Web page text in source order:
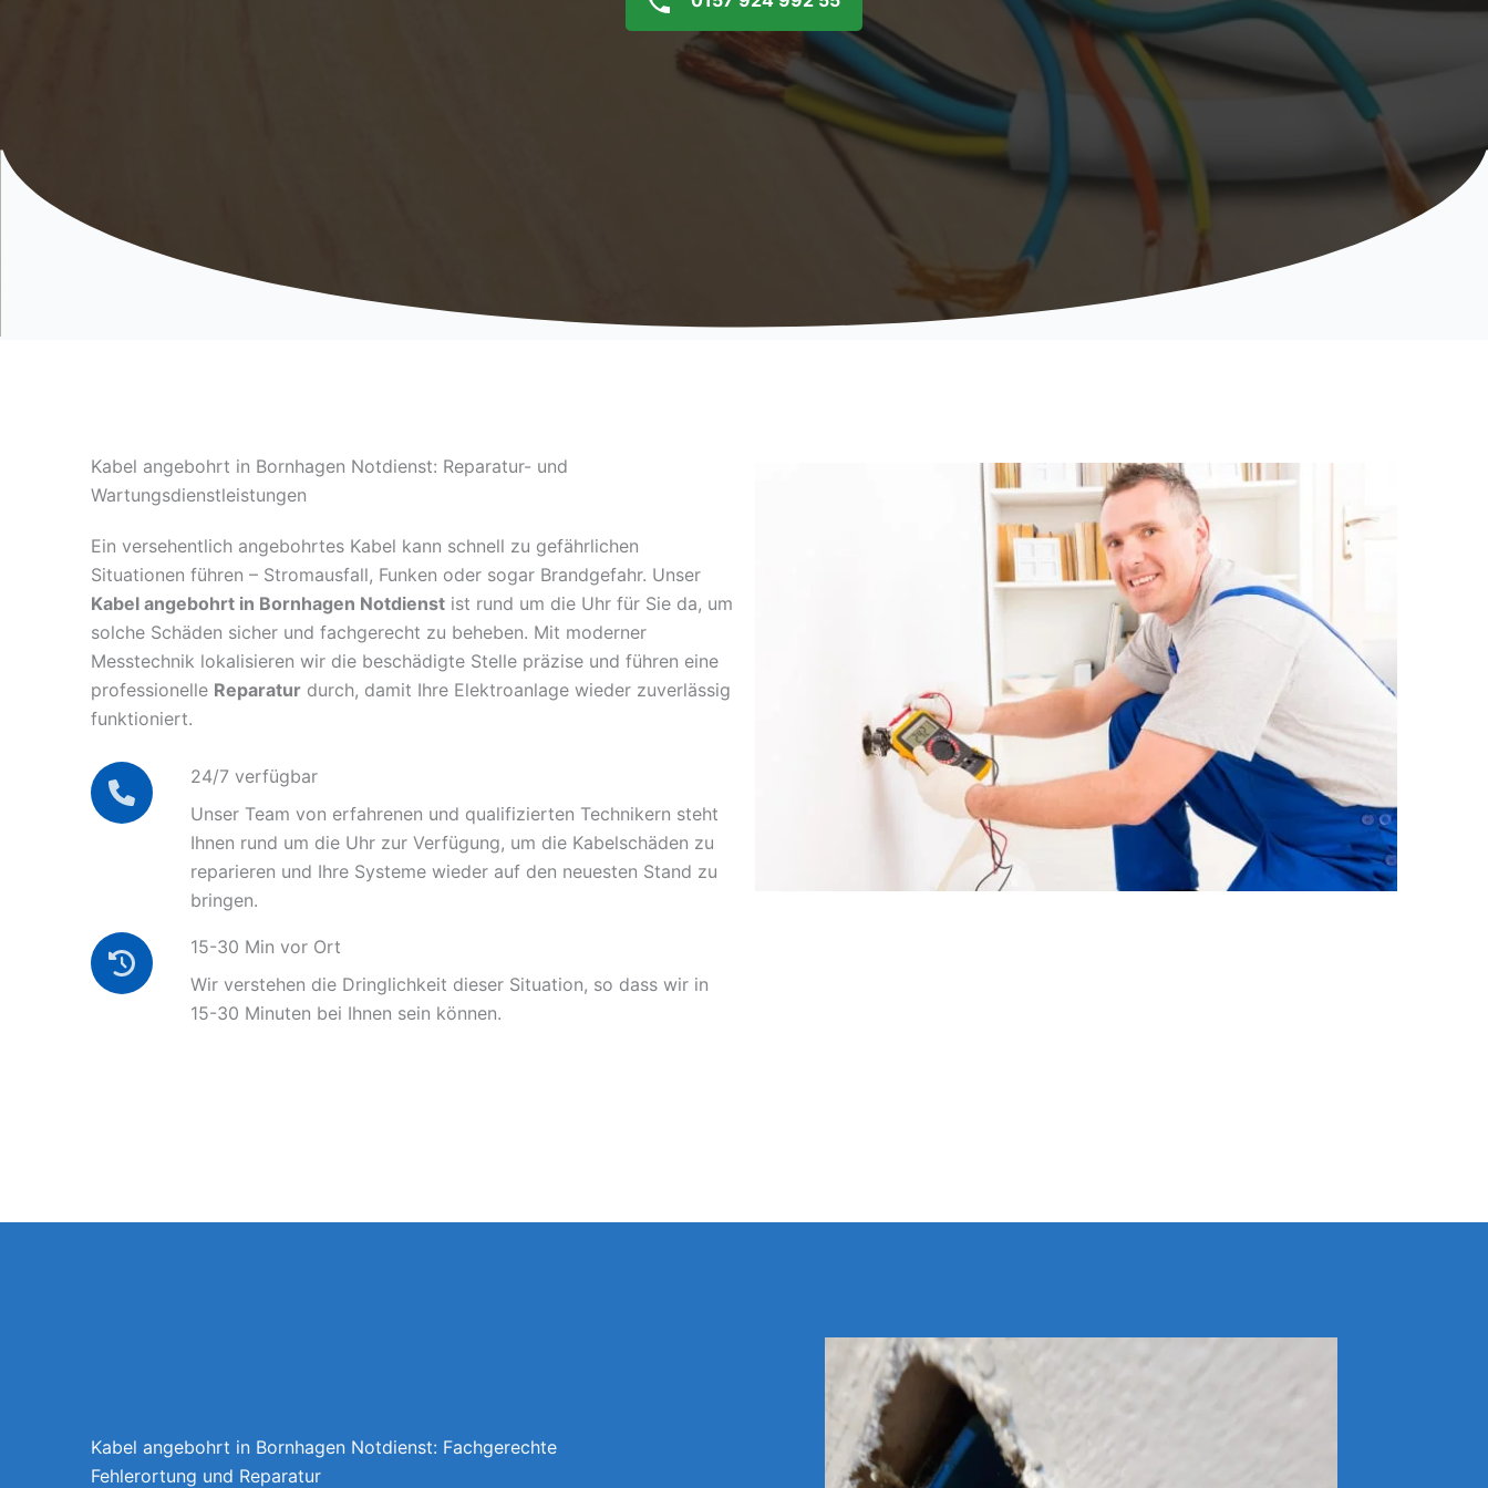
Kabel angebohrt in Bornhagen Notdienst: Reparatur- und
Wartungsdienstleistungen
Ein versehentlich angebohrtes Kabel kann schnell zu gefährlichen
Situationen führen – Stromausfall, Funken oder sogar Brandgefahr. Unser
Kabel angebohrt in Bornhagen Notdienst ist rund um die Uhr für Sie da, um
solche Schäden sicher und fachgerecht zu beheben. Mit moderner
Messtechnik lokalisieren wir die beschädigte Stelle präzise und führen eine
professionelle Reparatur durch, damit Ihre Elektroanlage wieder zuverlässig
funktioniert.
24/7 verfügbar
Unser Team von erfahrenen und qualifizierten Technikern steht
Ihnen rund um die Uhr zur Verfügung, um die Kabelschäden zu
reparieren und Ihre Systeme wieder auf den neuesten Stand zu
bringen.
15-30 Min vor Ort
Wir verstehen die Dringlichkeit dieser Situation, so dass wir in
15-30 Minuten bei Ihnen sein können.
Kabel angebohrt in Bornhagen Notdienst: Fachgerechte
Fehlerortung und Reparatur